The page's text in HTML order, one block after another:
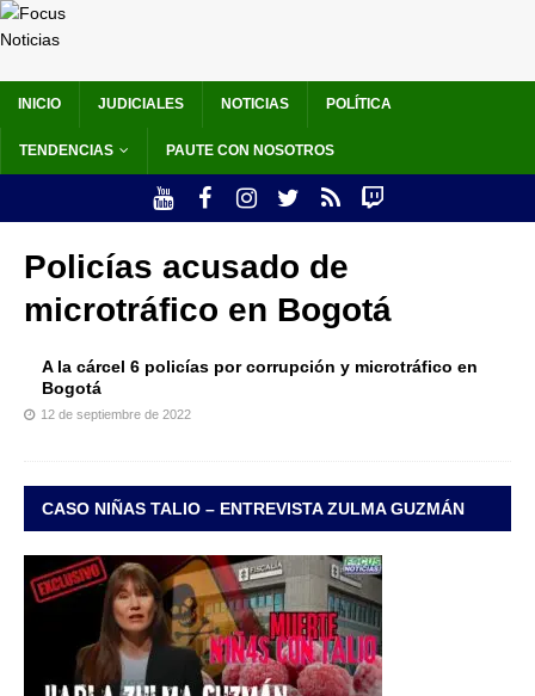
INICIO JUDICIALES NOTICIAS POLÍTICA
TENDENCIAS PAUTE CON NOSOTROS
Policías acusado de
microtráfico en Bogotá
A la cárcel 6 policías por corrupción y microtráfico en
Bogotá
12 de septiembre de 2022
CASO NIÑAS TALIO – ENTREVISTA ZULMA GUZMÁN